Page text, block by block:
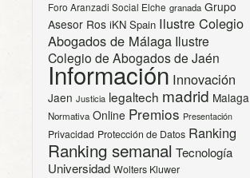
Foro Aranzadi Social Elche granada Grupo
Asesor Ros iKN Spain Ilustre Colegio
Abogados de Málaga Ilustre
Colegio de Abogados de Jaén
Información Innovación
Jaen Justicia legaltech madrid Malaga
Normativa Online Premios Presentación
Privacidad Protección de Datos Ranking
Ranking semanal Tecnología
Universidad Wolters Kluwer